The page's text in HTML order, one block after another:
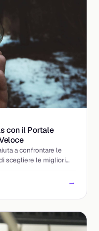
con il Portale
a confrontare le
scegliere le migliori
→